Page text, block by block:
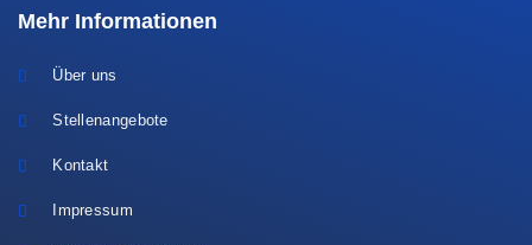
Mehr Informationen
Über uns
Stellenangebote
Kontakt
Impressum